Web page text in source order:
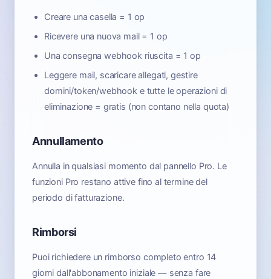
Creare una casella = 1 op
Ricevere una nuova mail = 1 op
Una consegna webhook riuscita = 1 op
Leggere mail, scaricare allegati, gestire
domini/token/webhook e tutte le operazioni di
eliminazione = gratis (non contano nella quota)
Annullamento
Annulla in qualsiasi momento dal pannello Pro. Le
funzioni Pro restano attive fino al termine del
periodo di fatturazione.
Rimborsi
Puoi richiedere un rimborso completo entro 14
giorni dall'abbonamento iniziale — senza fare